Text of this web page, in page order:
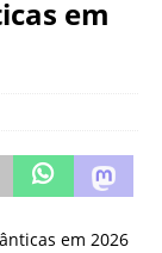
em
em 2026